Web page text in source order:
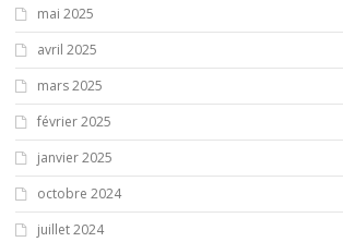
mai 2025
avril 2025
mars 2025
février 2025
janvier 2025
octobre 2024
juillet 2024